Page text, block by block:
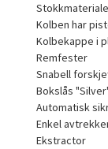
Kolben har
Kolbekappe i
Remfester
Snabell
Bokslås
Automatisk
Enkel
Ekstractor